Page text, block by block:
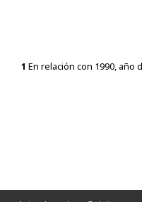
1 En relación con 1990,